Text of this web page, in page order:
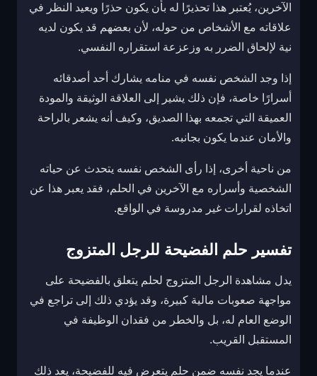
الآخرين، يُعتبر هذا تحذيرًا له بأن يكون حذرًا ويعيد النظر في
علاقاته مع الأشخاص من حوله، لأن بعضهم قد يكون لديه
نية لإلحاق الضرر به وزعزعة استقراره النفسي.
إذا وجد الشخص نفسه في منامه يشارك أحد أصدقائه
أسرارًا خاصة، فإن ذلك يشير إلى العلاقة الوثيقة والمودة
العميقة التي تجمعه بهذا الصديق، وكيف أنه يشعر بالراحة
والأمان عندما يكون بجانبه.
من ناحية أخرى، إذا رأى الشخص نفسه يتحدث عن حياته
الشخصية وأسراره مع الآخرين في الحلم، فقد يعبر هذا عن
اتخاذه لقرارات غير مدروسة في الواقع.
تفسير حلم الفضيحة للرجل المتزوج
يدل مشاهدة الرجل المتزوج لحلم يتعلق بالفضيحة على
مواجهة صعوبات مالية كبيرة، وقد يؤدي ذلك إلى تراجع في
الوضع العام له، بل والخطر من فقدان الوظيفة في
المستقبل القريب.
عندما يجد نفسه ضمن حلم يتعرض فيه للفضيحة، يعد ذلك